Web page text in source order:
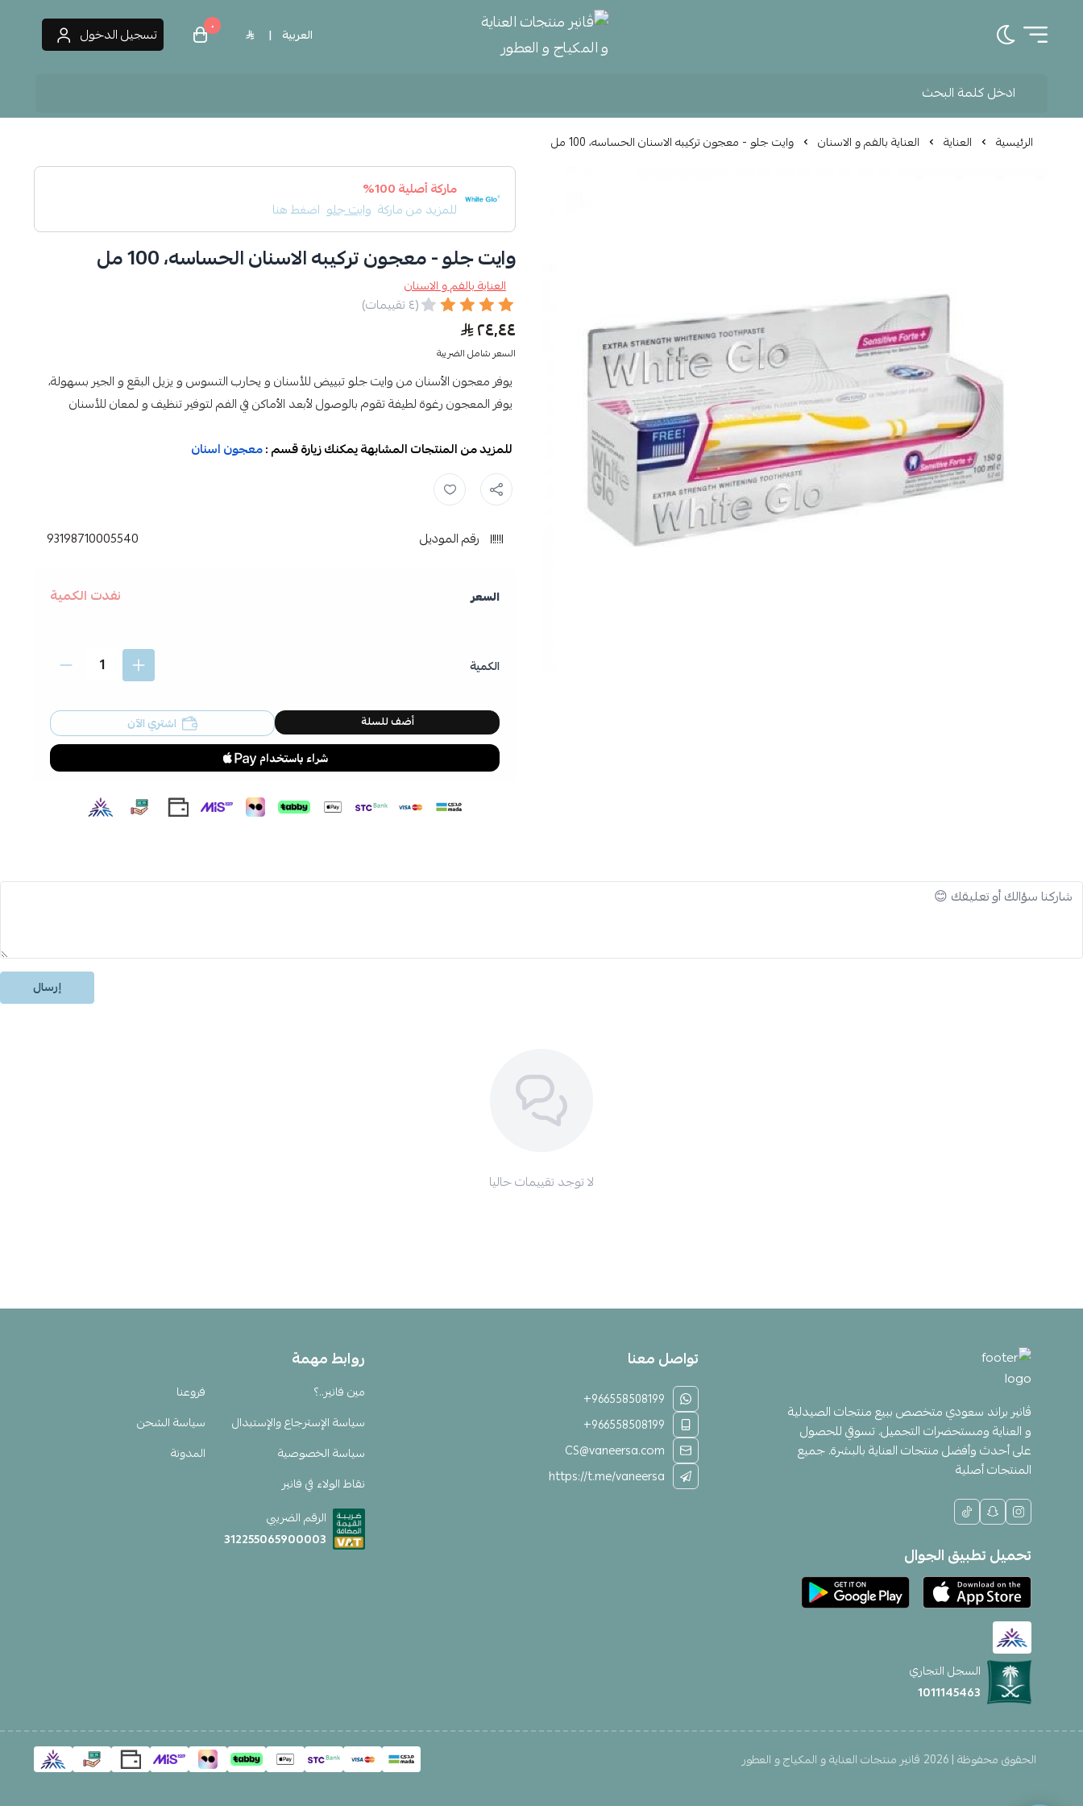
تبديل الوضع الداكن ڤانير منتجات العناية و المكياج و العطورالعربية | ٠ تسجيل الدخول
الرئيسية العناية العناية بالفم و الاسنان وايت جلو - معجون تركيبه الاسنان الحساسه، 100 مل
ماركة أصلية 100%
للمزيد من ماركة وايت جلو اضغط هنا
وايت جلو - معجون تركيبه الاسنان الحساسه، 100 مل
العناية بالفم و الاسنان
(٤ تقييمات)
٢٤٫٤٤
السعر شامل الضريبة
يوفر معجون الأسنان من وايت جلو تبييض للأسنان و يحارب التسوس و يزيل البقع و الجير بسهولة،
يوفر المعجون رغوة لطيفة تقوم بالوصول لأبعد الأماكن في الفم لتوفير تنظيف و لمعان للأسنان
للمزيد من المنتجات المشابهة يمكنك زيارة قسم :معجون اسنان
رقم الموديل 93198710005540
السعر نفدت الكمية
الكمية
أضف للسلة اشتري الآن
إرسال
لا توجد تقييمات حاليا
ڤانير براند سعودي متخصص ببيع منتجات الصيدلية
و العناية ومستحضرات التجميل. تسوقي للحصول
على أحدث وأفضل منتجات العناية بالبشرة. جميع
المنتجات أصلية
تحميل تطبيق الجوال
السجل التجاري
1011145463
تواصل معنا
+966558508199
+966558508199
CS@vaneersa.com
https://t.me/vaneersa
روابط مهمة
مين فانير..؟
فروعنا
سياسة الإسترجاع والإستبدال
سياسة الشحن
سياسة الخصوصية
المدونة
نقاط الولاء في فانير
الرقم الضريبي
312255065900003
الحقوق محفوظة | 2026 ڤانير منتجات العناية و المكياج و العطور